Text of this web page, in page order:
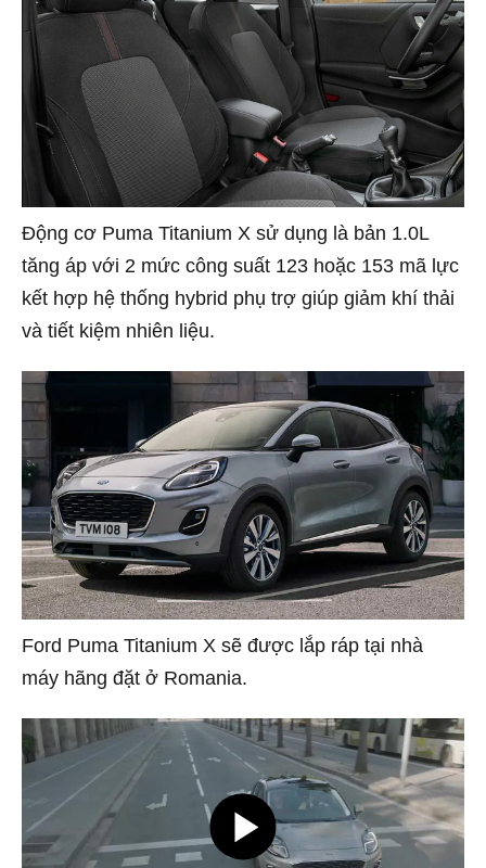
Động cơ Puma Titanium X sử dụng là bản 1.0L
tăng áp với 2 mức công suất 123 hoặc 153 mã lực
kết hợp hệ thống hybrid phụ trợ giúp giảm khí thải
và tiết kiệm nhiên liệu.
Ford Puma Titanium X sẽ được lắp ráp tại nhà
máy hãng đặt ở Romania.